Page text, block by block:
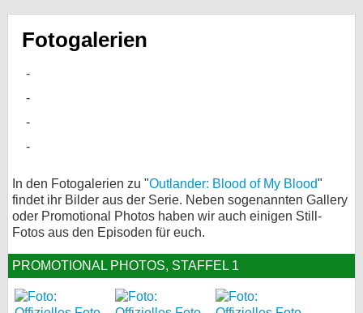
Fotogalerien
In den Fotogalerien zu "Outlander: Blood of My Blood"
findet ihr Bilder aus der Serie. Neben sogenannten Gallery
oder Promotional Photos haben wir auch einigen Still-
Fotos aus den Episoden für euch.
PROMOTIONAL PHOTOS, STAFFEL 1
Forum
bei X
bei Facebook